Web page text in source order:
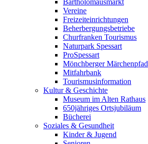
Bartholomäusmarkt
Vereine
Freizeiteinrichtungen
Beherbergungsbetriebe
Churfranken Tourismus
Naturpark Spessart
ProSpessart
Mönchberger Märchenpfad
Mitfahrbank
Tourismusinformation
Kultur & Geschichte
Museum im Alten Rathaus
650jähriges Ortsjubiläum
Bücherei
Soziales & Gesundheit
Kinder & Jugend